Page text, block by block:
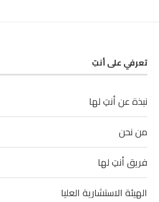
تعرفي على أنتِ
نبذة عن أنتِ لها
من نحن
فريق أنتِ لها
الهيئة الاستشارية العليا